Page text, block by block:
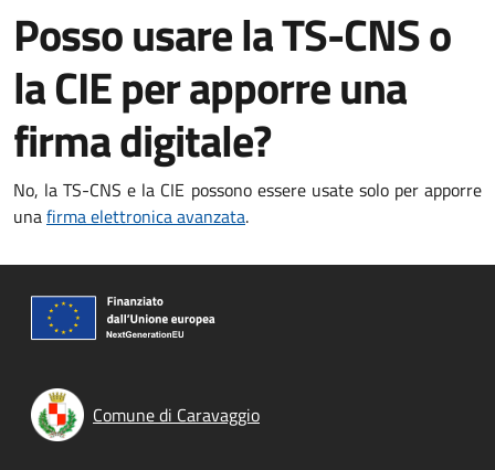
Posso usare la TS-CNS o
la CIE per apporre una
firma digitale?
No, la TS-CNS e la CIE possono essere usate solo per apporre
unafirma elettronica avanzata.
Comune di Caravaggio